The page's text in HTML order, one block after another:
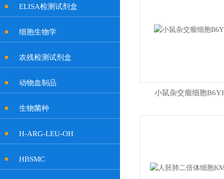
ELISA检测试剂盒
细胞生物学
农残检测试剂盒
动物血制品
生物菌种
H-ARG-LEU-OH
HBSMC
小鼠杂交瘤细胞